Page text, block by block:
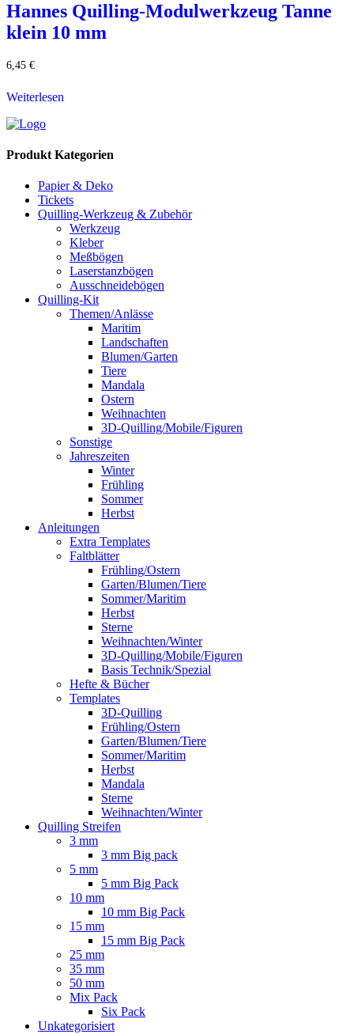
Hannes Quilling-Modulwerkzeug Tanne
klein 10 mm
6,45 €
Weiterlesen
Produkt Kategorien
Papier & Deko
Tickets
Quilling-Werkzeug & Zubehör
Werkzeug
Kleber
Meßbögen
Laserstanzbögen
Ausschneidebögen
Quilling-Kit
Themen/Anlässe
Maritim
Landschaften
Blumen/Garten
Tiere
Mandala
Ostern
Weihnachten
3D-Quilling/Mobile/Figuren
Sonstige
Jahreszeiten
Winter
Frühling
Sommer
Herbst
Anleitungen
Extra Templates
Faltblätter
Frühling/Ostern
Garten/Blumen/Tiere
Sommer/Maritim
Herbst
Sterne
Weihnachten/Winter
3D-Quilling/Mobile/Figuren
Basis Technik/Spezial
Hefte & Bücher
Templates
3D-Quilling
Frühling/Ostern
Garten/Blumen/Tiere
Sommer/Maritim
Herbst
Mandala
Sterne
Weihnachten/Winter
Quilling Streifen
3 mm
3 mm Big pack
5 mm
5 mm Big Pack
10 mm
10 mm Big Pack
15 mm
15 mm Big Pack
25 mm
35 mm
50 mm
Mix Pack
Six Pack
Unkategorisiert